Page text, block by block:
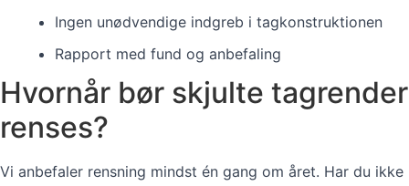
Ingen unødvendige indgreb i tagkonstruktionen
Rapport med fund og anbefaling
Hvornår bør skjulte tagrender
renses?
Vi anbefaler rensning mindst én gang om året. Har du ikke